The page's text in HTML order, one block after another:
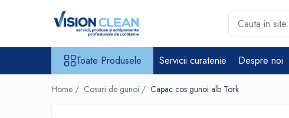
Aspiratoare si masini curatenie
profesionale
Toate Produsele Servicii curatenie Despre noi
Home / Cosuri de gunoi / Capac cos gunoi alb Tork